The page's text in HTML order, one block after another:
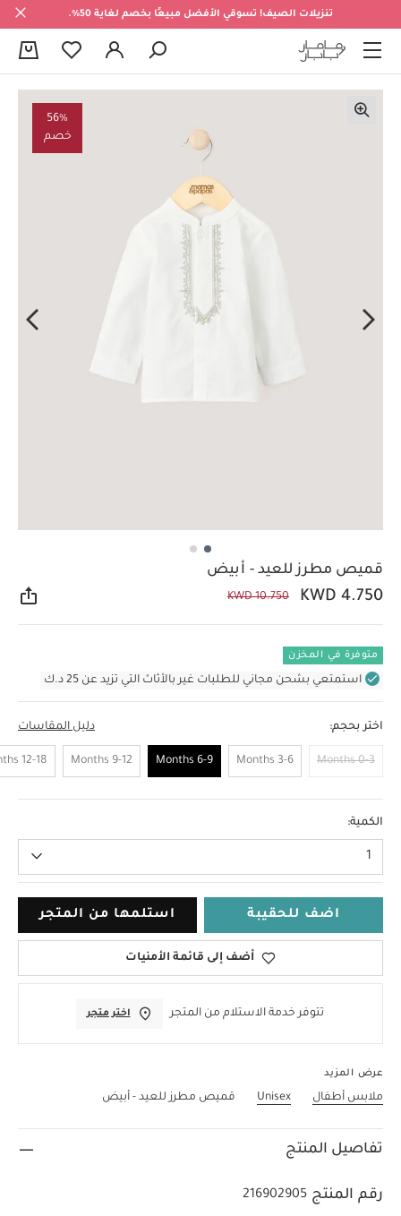
تنزيلات الصيف! تسوقي الأفضل مبيعًا بخصم لغاية 50%.
56%
خصم
قميص مطرز للعيد - أبيض
KWD 4.750
KWD 10.750
متوفرة في المخزن
استمتعي بشحن مجاني للطلبات غير بالأثاث التي تزيد عن 25 د.ك
اختر بحجم: دليل المقاسات
0-3 Months
3-6 Months
6-9 Months
9-12 Months
12-18 Months
الكمية:
1
اضف للحقيبة استلمها من المتجر
أضف إلى قائمة الأمنيات
تتوفر خدمة الاستلام من المتجر اختر متجر
عرض المزيد
ملابس أطفال Unisex قميص مطرز للعيد - أبيض
تفاصيل المنتج
رقم المنتج 216902905